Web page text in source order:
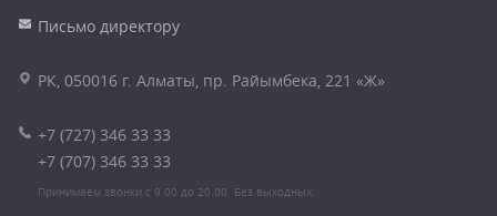
Письмо директору
РК, 050016 г. Алматы, пр. Райымбека, 221 «Ж»
+7 (727) 346 33 33
+7 (707) 346 33 33
Принимаем звонки с 9.00 до 20.00. Без выходных.